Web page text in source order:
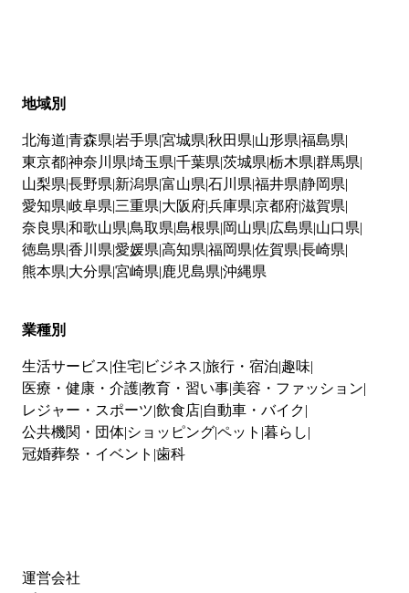
地域別
北海道 青森県 岩手県 宮城県 秋田県 山形県 福島県
東京都神奈川県 埼玉県 千葉県 茨城県 栃木県 群馬県
山梨県 長野県 新潟県 富山県 石川県 福井県 静岡県
愛知県 岐阜県 三重県 大阪府兵庫県 京都府滋賀県
奈良県 和歌山県 鳥取県 島根県 岡山県 広島県 山口県
徳島県 香川県 愛媛県 高知県 福岡県 佐賀県 長崎県
熊本県 大分県 宮崎県 鹿児島県 沖縄県
業種別
生活サービス 住宅 ビジネス 旅行・宿泊 趣味
医療・健康・介護教育・習い事 美容・ファッション
レジャー・スポーツ 飲食店 自動車・バイク
公共機関・団体 ショッピングペット 暮らし
冠婚葬祭・イベント 歯科
運営会社